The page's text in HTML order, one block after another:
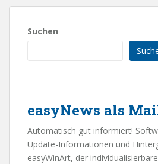
Suchen
easyNews als
Automatisch gut informiert!
Update-Informationen und
easyWinArt, der